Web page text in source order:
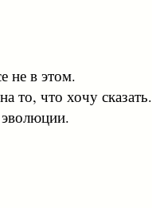
не в этом.
то, что хочу сказать.
эволюции.